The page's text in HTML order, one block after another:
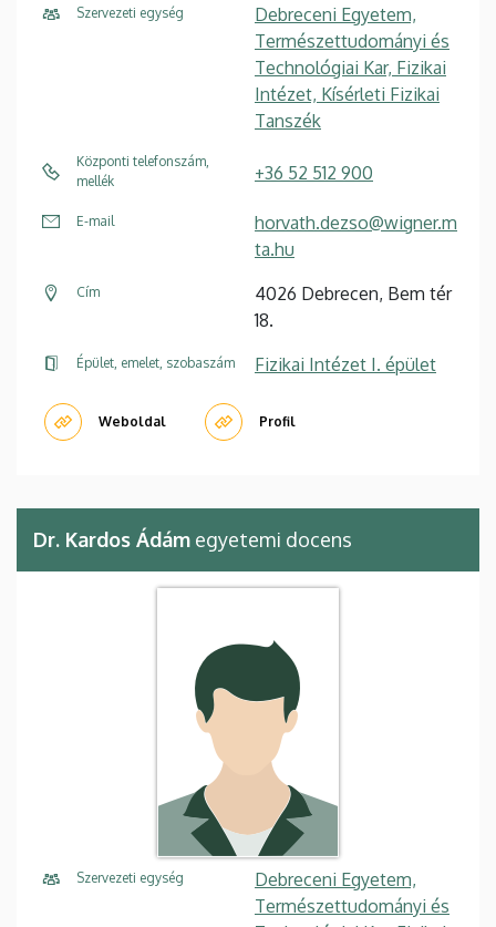
Szervezeti egység
Debreceni Egyetem,
Természettudományi és
Technológiai Kar, Fizikai
Intézet, Kísérleti Fizikai
Tanszék
Központi telefonszám,
mellék
+36 52 512 900
E-mail
horvath.dezso@wigner.m
ta.hu
Cím
4026 Debrecen, Bem tér
18.
Épület, emelet, szobaszám Fizikai Intézet I. épület
Weboldal Profil
Dr. Kardos Ádám egyetemi docens
Szervezeti egység
Debreceni Egyetem,
Természettudományi és